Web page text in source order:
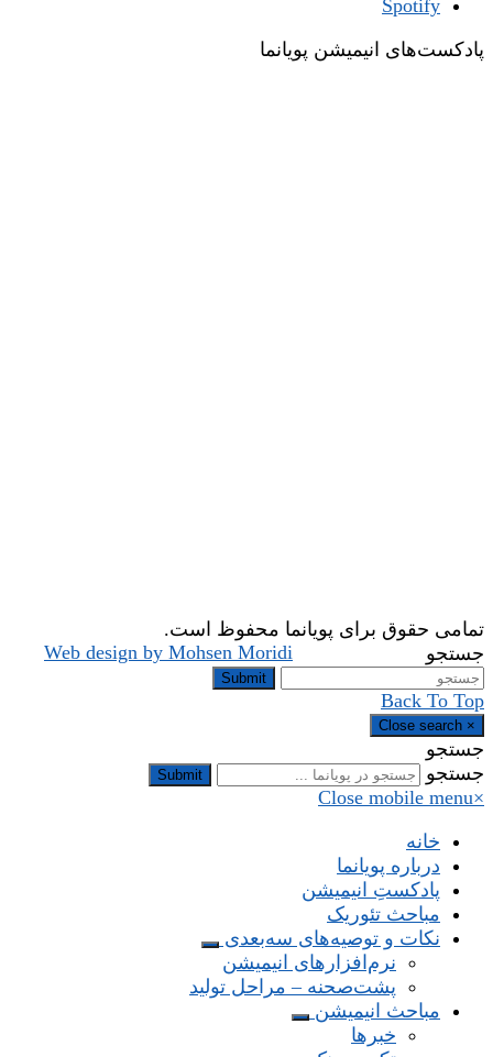
Spotify
پادکست‌های انیمیشن پویانما
تمامی حقوق برای پویانما محفوظ است.
Web design by Mohsen Moridi
جستجو
Submit
Back To Top
×
Close search
جستجو
جستجو
Submit
×
Close mobile menu
خانه
درباره پویانما
پادکستِ انیمیشن
مباحث تئوریک
نکات و توصیه‌های‌ سه‌بعدی
نرم‌افزارهای انیمیشن
پشت‌صحنه – مراحل تولید
مباحث انیمیشن
خبرها